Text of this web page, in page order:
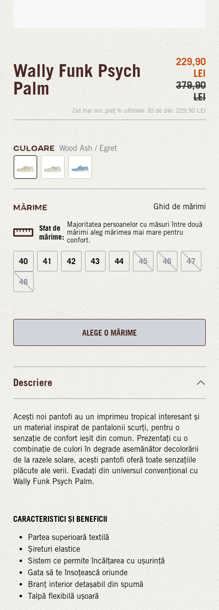
Wally Funk Psych
Palm
229,90
LEI
379,90
LEI
Cel mai mic preț în ultimele 30 de zile: 229,90 LEI
CULOARE Wood Ash / Egret
MĂRIME Ghid de mărimi
Sfat de
mărime:
Majoritatea persoanelor cu măsuri între două
mărimi aleg mărimea mai mare pentru
confort.
40 41 42 43 44 45 46 47
48
ALEGE O MĂRIME
Descriere
Acești noi pantofi au un imprimeu tropical interesant și
un material inspirat de pantalonii scurți, pentru o
senzație de confort ieșit din comun. Prezentați cu o
combinație de culori în degrade asemănător decolorării
de la razele solare, acești pantofi oferă toate senzațiile
plăcute ale verii. Evadați din universul convențional cu
Wally Funk Psych Palm.
CARACTERISTICI ȘI BENEFICII
Partea superioară textilă
Șireturi elastice
Sistem ce permite încălțarea cu ușurință
Gata să te însoțească oriunde
Branț interior detașabil din spumă
Talpă flexibilă ușoară